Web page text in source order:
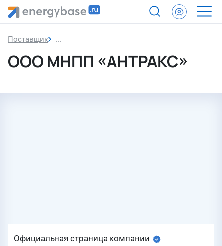
Поставщик ООО МНПП «АНТРАКС»
ООО МНПП «АНТРАКС»
Официальная страница компании